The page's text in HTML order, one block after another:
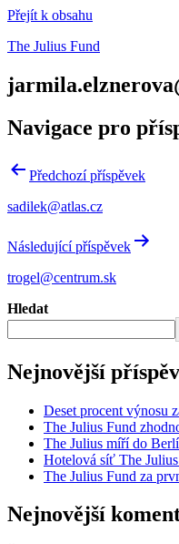
Přejít k obsahu
The Julius Fund
Navigace pro
Předchozí příspěvek
sadilek@atlas.cz
Následující příspěvek
trogel@centrum.sk
Hledat
Nejnovější
Deset procent výnosu
The Julius Fund
The Julius míří do
Hotelová síť The
The Julius Fund za
Nejnovější